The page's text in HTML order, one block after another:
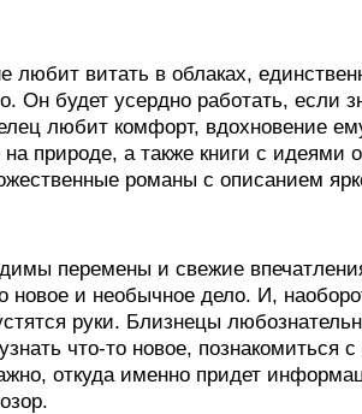
любит витать в облаках,
Он будет усердно работать, если
любит комфорт, вдохновение
природе, а также книги с идеями
романы с описанием
перемены и свежие
новое и необычное дело. И,
руки. Близнецы
что-то новое,
откуда именно придет